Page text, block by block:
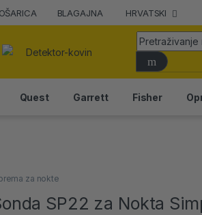
BLAGAJNA HRVATSKI
Quest Garrett Fisher
za nokte
SP22 za Nokta